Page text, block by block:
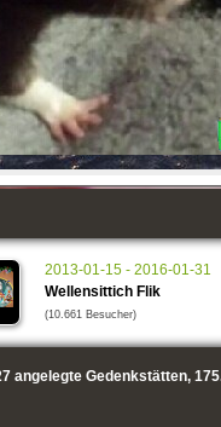
2013-01-15 - 2016-01-31
Wellensittich Flik
(10.661 Besucher)
angelegte Gedenkstätten,